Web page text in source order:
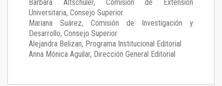
Bárbara Altschuler, Comisión de Extensión
Universitaria, Consejo Superior
Mariana Suárez, Comisión de Investigación y
Desarrollo, Consejo Superior
Alejandra Belizan, Programa Institucional Editorial
Anna Mónica Aguilar, Dirección General Editorial